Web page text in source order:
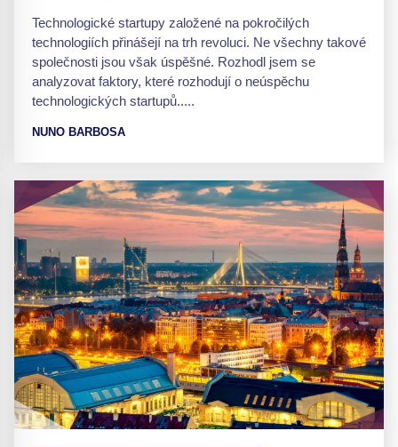
Technologické startupy založené na pokročilých
technologiích přinášejí na trh revoluci. Ne všechny takové
společnosti jsou však úspěšné. Rozhodl jsem se
analyzovat faktory, které rozhodují o neúspěchu
technologických startupů.....
NUNO BARBOSA